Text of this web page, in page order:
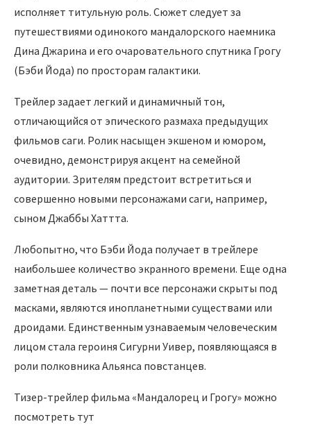
исполняет титульную роль. Сюжет следует за
путешествиями одинокого мандалорского наемника
Дина Джарина и его очаровательного спутника Грогу
(Бэби Йода) по просторам галактики.
Трейлер задает легкий и динамичный тон,
отличающийся от эпического размаха предыдущих
фильмов саги. Ролик насыщен экшеном и юмором,
очевидно, демонстрируя акцент на семейной
аудитории. Зрителям предстоит встретиться и
совершенно новыми персонажами саги, например,
сыном Джаббы Хаттта.
Любопытно, что Бэби Йода получает в трейлере
наибольшее количество экранного времени. Еще одна
заметная деталь — почти все персонажи скрыты под
масками, являются инопланетными существами или
дроидами. Единственным узнаваемым человеческим
лицом стала героиня Сигурни Уивер, появляющаяся в
роли полковника Альянса повстанцев.
Тизер-трейлер фильма «Мандалорец и Грогу» можно
посмотреть тут